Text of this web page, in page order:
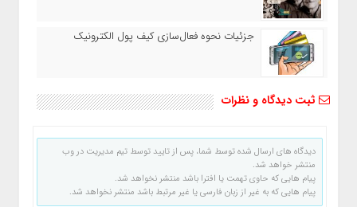
جزئیات نحوه فعال‌سازی کیف پول الکترونیک
ثبت دیدگاه و نظرات
دیدگاه های ارسال شده توسط شما، پس از تایید توسط تیم مدیریت در وب
منتشر خواهد شد.
پیام هایی که حاوی تهمت یا افترا باشد منتشر نخواهد شد.
پیام هایی که به غیر از زبان فارسی یا غیر مرتبط باشد منتشر نخواهد شد.